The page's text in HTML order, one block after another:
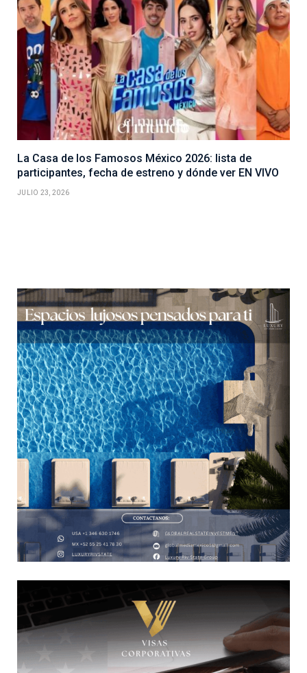
La Casa de los Famosos México 2026: lista de
participantes, fecha de estreno y dónde ver EN VIVO
JULIO 23, 2026